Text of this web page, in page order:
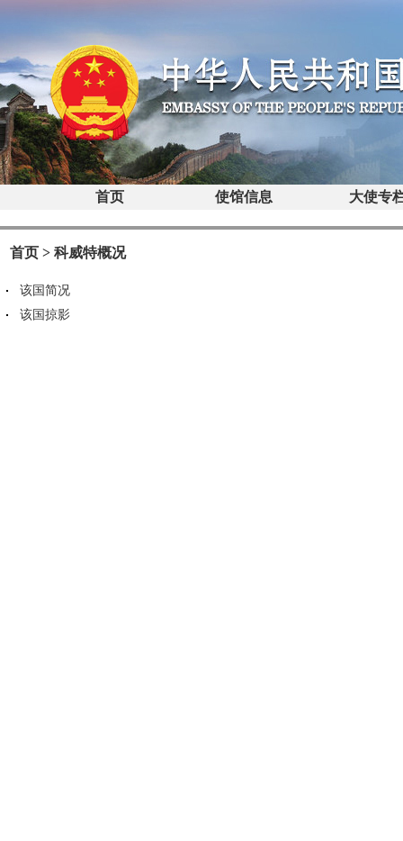
首页 使馆信息 大使专
首页 > 科威特概况
该国简况
该国掠影